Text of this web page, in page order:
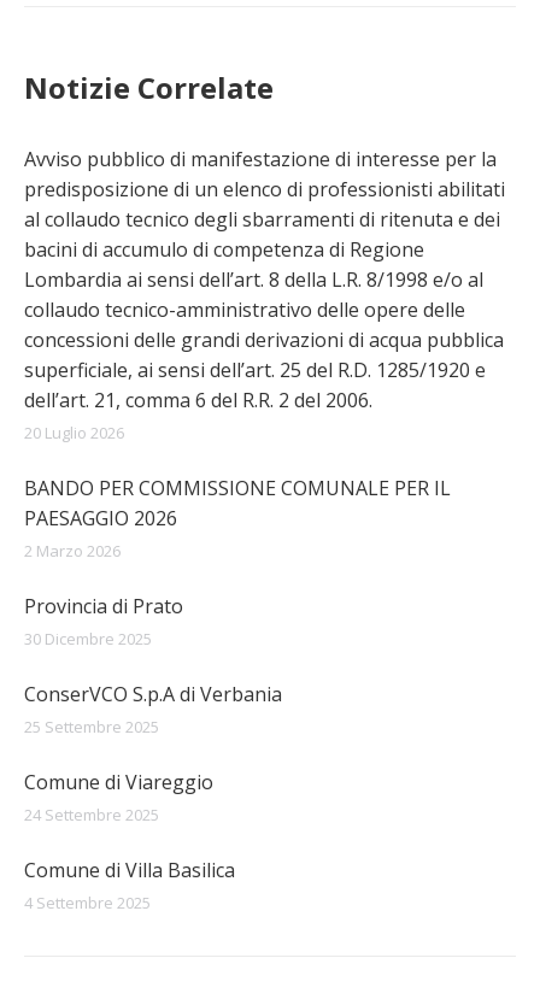
Notizie Correlate
Avviso pubblico di manifestazione di interesse per la
predisposizione di un elenco di professionisti abilitati
al collaudo tecnico degli sbarramenti di ritenuta e dei
bacini di accumulo di competenza di Regione
Lombardia ai sensi dell’art. 8 della L.R. 8/1998 e/o al
collaudo tecnico-amministrativo delle opere delle
concessioni delle grandi derivazioni di acqua pubblica
superficiale, ai sensi dell’art. 25 del R.D. 1285/1920 e
dell’art. 21, comma 6 del R.R. 2 del 2006.
20 Luglio 2026
BANDO PER COMMISSIONE COMUNALE PER IL
PAESAGGIO 2026
2 Marzo 2026
Provincia di Prato
30 Dicembre 2025
ConserVCO S.p.A di Verbania
25 Settembre 2025
Comune di Viareggio
24 Settembre 2025
Comune di Villa Basilica
4 Settembre 2025